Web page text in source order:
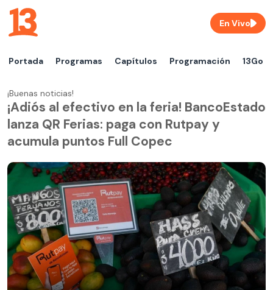
Portada Programas Capítulos Programación 13Go
En Vivo
¡Buenas noticias!
¡Adiós al efectivo en la feria! BancoEstado
lanza QR Ferias: paga con Rutpay y
acumula puntos Full Copec